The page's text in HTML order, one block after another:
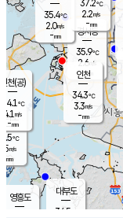
의도
℃
m/s
mm
영흥도
대부도
34.5
경서동
35.9℃
2.6 m/s
-mm
35.4℃
2.0m/s
-mm
37.2℃
2.2m/s
-mm
인천(공)
34.1℃
4.1 m/s
-mm
인천
34.3℃
3.3m/s
-mm